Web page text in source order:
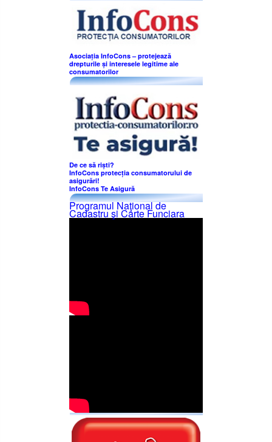
Asociația InfoCons – protejează
drepturile și interesele legitime ale
consumatorilor
De ce să riști?
InfoCons protecția consumatorului de
asigurări!
InfoCons Te Asigură
Programul Naţional de
Cadastru şi Carte Funciara